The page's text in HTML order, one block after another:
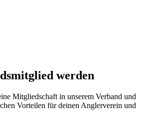
werden
Mitgliedschaft in unserem Verband und
Vorteilen für deinen Anglerverein und